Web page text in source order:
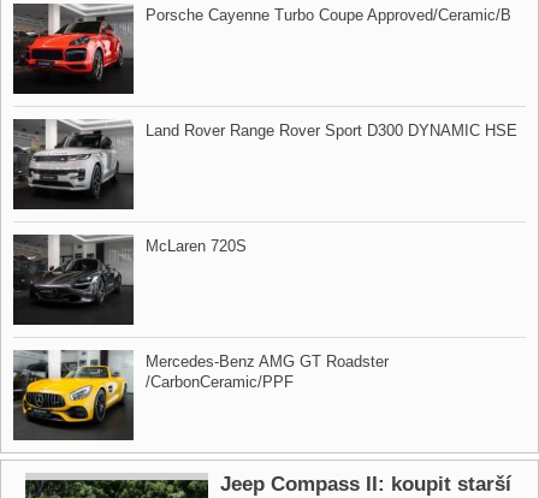
Porsche Cayenne Turbo Coupe Approved/Ceramic/B
Land Rover Range Rover Sport D300 DYNAMIC HSE
McLaren 720S
Mercedes​-Benz AMG GT Roadster
/CarbonCeramic/PPF
Jeep Compass II: koupit starší